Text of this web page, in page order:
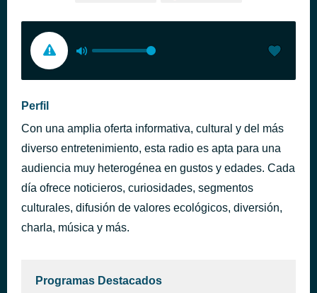
Perfil
Con una amplia oferta informativa, cultural y del más
diverso entretenimiento, esta radio es apta para una
audiencia muy heterogénea en gustos y edades. Cada
día ofrece noticieros, curiosidades, segmentos
culturales, difusión de valores ecológicos, diversión,
charla, música y más.
Programas Destacados